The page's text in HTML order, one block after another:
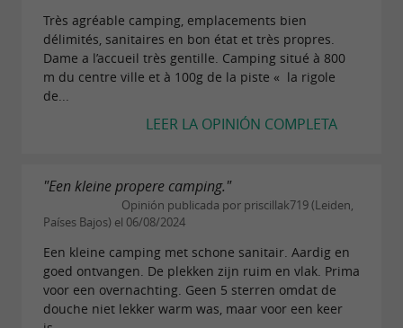
Très agréable camping, emplacements bien
délimités, sanitaires en bon état et très propres.
Dame a l’accueil très gentille. Camping situé à 800
m du centre ville et à 100g de la piste « la rigole
de...
LEER LA OPINIÓN COMPLETA
"Een kleine propere camping."
Opinión publicada por priscillak719 (Leiden,
Países Bajos) el 06/08/2024
Een kleine camping met schone sanitair. Aardig en
goed ontvangen. De plekken zijn ruim en vlak. Prima
voor een overnachting. Geen 5 sterren omdat de
douche niet lekker warm was, maar voor een keer